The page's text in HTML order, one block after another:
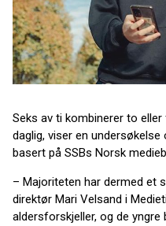
Seks av ti kombinerer to
daglig, viser en
basert på SSBs Norsk
– Majoriteten har dermed et
direktør Mari Velsand i
aldersforskjeller, og de